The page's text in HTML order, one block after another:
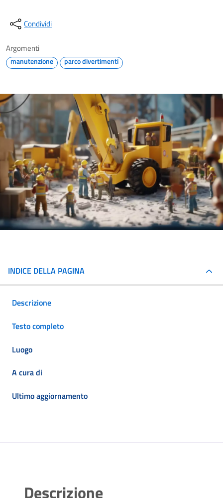
Condividi
Argomenti
manutenzione parco divertimenti
INDICE DELLA PAGINA
Descrizione
Testo completo
Luogo
A cura di
Ultimo aggiornamento
Descrizione